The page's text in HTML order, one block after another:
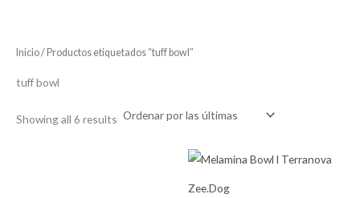
o
r
Inicio/ Productos etiquetados “tuff bowl”
tuff bowl
Showing all 6 results
Zee.Dog
Price
range: